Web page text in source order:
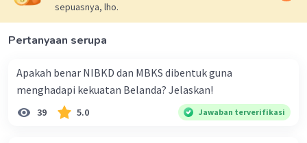
Beri Rating
sepuasnya, lho.
Pertanyaan serupa
Apakah benar NIBKD dan MBKS dibentuk guna
menghadapi kekuatan Belanda? Jelaskan!
39 5.0 Jawaban terverifikasi